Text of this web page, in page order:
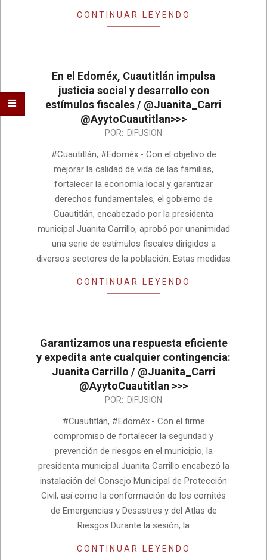
CONTINUAR LEYENDO
En el Edoméx, Cuautitlán impulsa
justicia social y desarrollo con
estímulos fiscales / @Juanita_Carri
@AyytoCuautitlan>>>
POR: DIFUSION
#Cuautitlán, #Edoméx.- Con el objetivo de
mejorar la calidad de vida de las familias,
fortalecer la economía local y garantizar
derechos fundamentales, el gobierno de
Cuautitlán, encabezado por la presidenta
municipal Juanita Carrillo, aprobó por unanimidad
una serie de estímulos fiscales dirigidos a
diversos sectores de la población. Estas medidas
CONTINUAR LEYENDO
Garantizamos una respuesta eficiente
y expedita ante cualquier contingencia:
Juanita Carrillo / @Juanita_Carri
@AyytoCuautitlan >>>
POR: DIFUSION
#Cuautitlán, #Edoméx.- Con el firme
compromiso de fortalecer la seguridad y
prevención de riesgos en el municipio, la
presidenta municipal Juanita Carrillo encabezó la
instalación del Consejo Municipal de Protección
Civil, así como la conformación de los comités
de Emergencias y Desastres y del Atlas de
Riesgos.Durante la sesión, la
CONTINUAR LEYENDO